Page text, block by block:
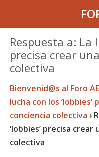
Respuesta a: La
precisa crear
colectiva
Bienvenid@s al Foro
lucha con los
conciencia colectiva ›
‘lobbies’ precisa
colectiva